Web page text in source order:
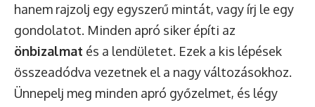
hanem rajzolj egy egyszerű mintát, vagy írj le egy
gondolatot. Minden apró siker építi az
önbizalmat és a lendületet. Ezek a kis lépések
összeadódva vezetnek el a nagy változásokhoz.
Ünnepelj meg minden apró győzelmet, és légy